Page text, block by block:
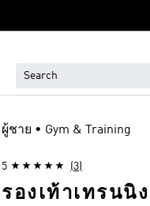
ผู้ชาย • Gym & Training
5 (3)
รองเท้าเทรนนิง